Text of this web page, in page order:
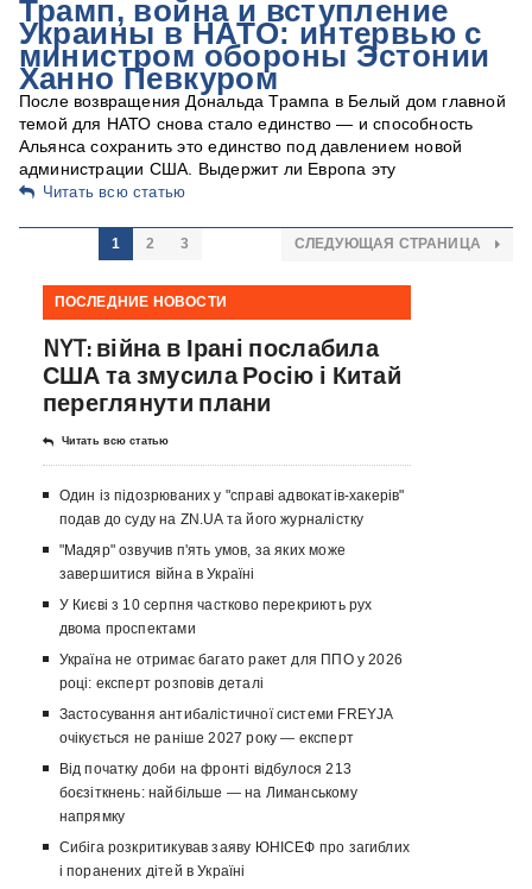
Трамп, война и вступление
Украины в НАТО: интервью с
министром обороны Эстонии
Ханно Певкуром
После возвращения Дональда Трампа в Белый дом главной
темой для НАТО снова стало единство — и способность
Альянса сохранить это единство под давлением новой
администрации США. Выдержит ли Европа эту
Читать всю статью
1 2 3 СЛЕДУЮЩАЯ СТРАНИЦА
ПОСЛЕДНИЕ НОВОСТИ
NYT: війна в Ірані послабила
США та змусила Росію і Китай
переглянути плани
Читать всю статью
Один із підозрюваних у "справі адвокатів-хакерів"
подав до суду на ZN.UA та його журналістку
"Мадяр" озвучив п'ять умов, за яких може
завершитися війна в Україні
У Києві з 10 серпня частково перекриють рух
двома проспектами
Україна не отримає багато ракет для ППО у 2026
році: експерт розповів деталі
Застосування антибалістичної системи FREYJA
очікується не раніше 2027 року — експерт
Від початку доби на фронті відбулося 213
боєзіткнень: найбільше — на Лиманському
напрямку
Сибіга розкритикував заяву ЮНІСЕФ про загиблих
і поранених дітей в Україні